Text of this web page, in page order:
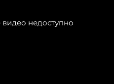
недоступно